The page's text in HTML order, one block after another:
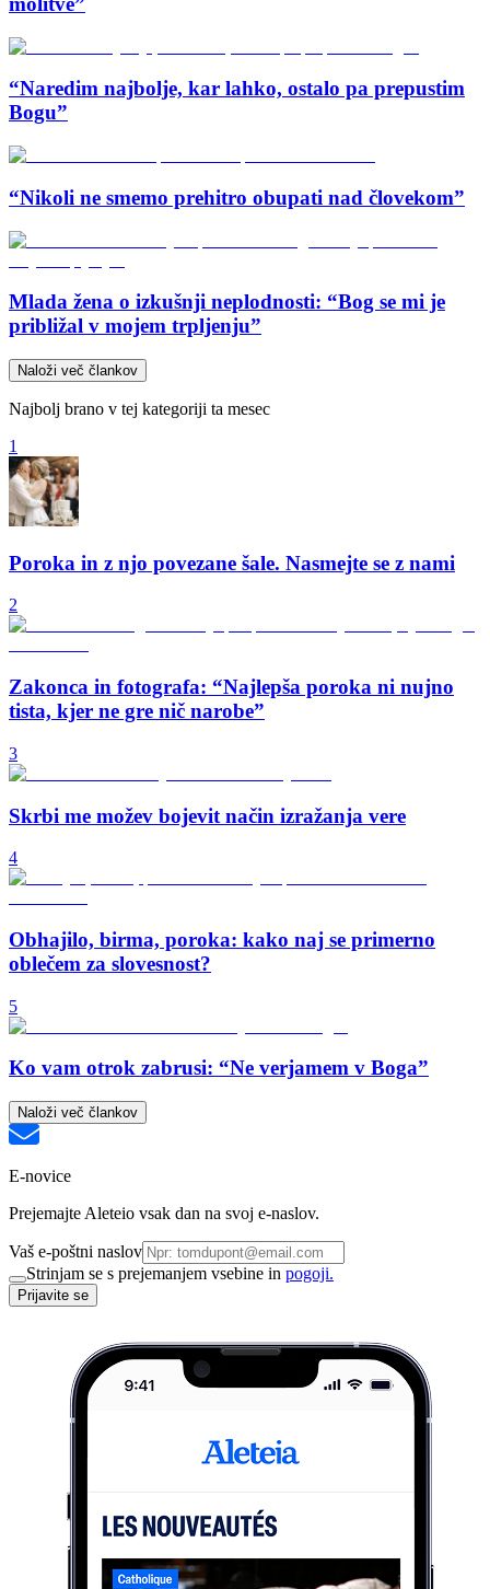
“Naredim najbolje, kar lahko, ostalo pa prepustim
Bogu”
“Nikoli ne smemo prehitro obupati nad človekom”
Mlada žena o izkušnji neplodnosti: “Bog se mi je
približal v mojem trpljenju”
Naloži več člankov
Najbolj brano v tej kategoriji ta mesec
1
Poroka in z njo povezane šale. Nasmejte se z nami
2
Zakonca in fotografa: “Najlepša poroka ni nujno
tista, kjer ne gre nič narobe”
3
Skrbi me možev bojevit način izražanja vere
4
Obhajilo, birma, poroka: kako naj se primerno
oblečem za slovesnost?
5
Ko vam otrok zabrusi: “Ne verjamem v Boga”
Naloži več člankov
E-novice
Prejemajte Aleteio vsak dan na svoj e-naslov.
Vaš e-poštni naslov
Strinjam se s prejemanjem vsebine in pogoji.
Prijavite se